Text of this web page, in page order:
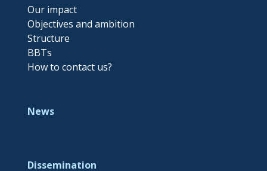
Our impact
Objectives and ambition
Structure
BBTs
How to contact us?
News
Dissemination